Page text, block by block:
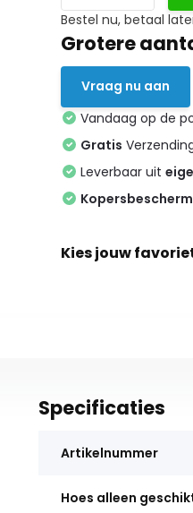
Bestel nu, betaal
Grotere
Vraag nu aan
Vandaag op de
Gratis
Leverbaar uit
Kies jouw
Specificaties
Artikelnummer
Hoes alleen